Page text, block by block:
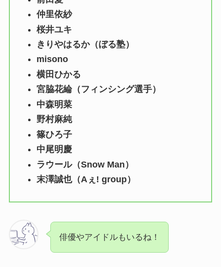
仲里依紗
桜井ユキ
きりやはるか（ぼる塾）
misono
横田ひかる
宮脇花綸（フィンシング選手）
中森明菜
野村麻純
篠ひろ子
中尾明慶
ラウール（Snow Man）
末澤誠也（Aぇ! group）
俳優やアイドルもいるね！